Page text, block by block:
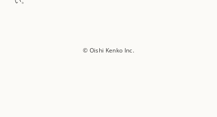
© Oishi Kenko Inc.